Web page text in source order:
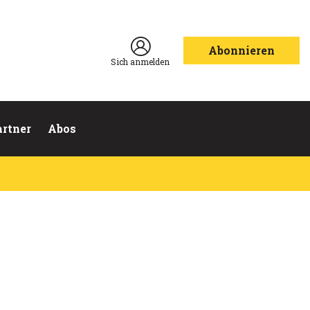
Sich anmelden
Abonnieren
Abos